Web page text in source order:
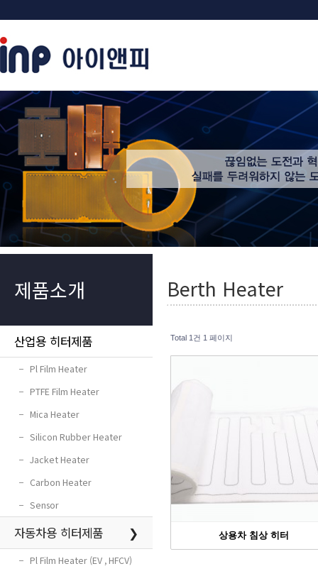
제품소개
산업용 히터제품
− Pl Film Heater
− PTFE Film Heater
− Mica Heater
− Silicon Rubber Heater
− Jacket Heater
− Carbon Heater
− Sensor
자동차용 히터제품 ❯
− Pl Film Heater (EV , HFCV)
Berth Heater
Total 1건 1 페이지
상용차 침상 히터